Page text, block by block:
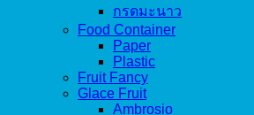
กรดมะนาว
Food Container
Paper
Plastic
Fruit Fancy
Glace Fruit
Ambrosio